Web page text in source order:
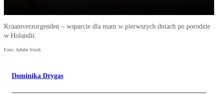
Kraamverzorgenden – wsparcie dla mam w pierwszych dniach po porodzie
w Holandii.
Foto: Adobe Stock
Dominika Drygas